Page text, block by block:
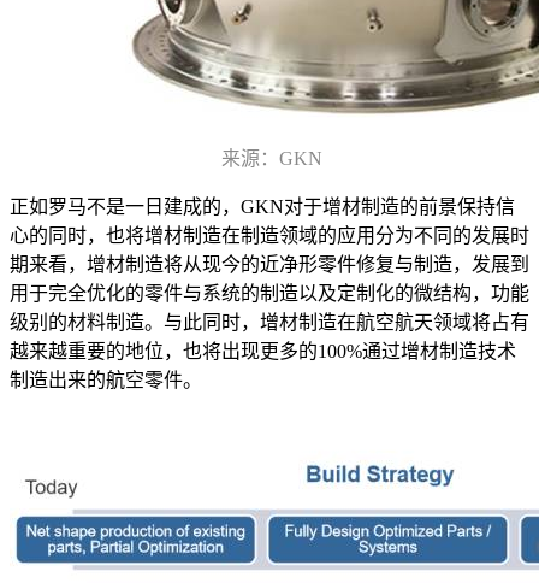
来源：GKN
正如罗马不是一日建成的，GKN对于增材制造的前景保持信
心的同时，也将增材制造在制造领域的应用分为不同的发展时
期来看，增材制造将从现今的近净形零件修复与制造，发展到
用于完全优化的零件与系统的制造以及定制化的微结构，功能
级别的材料制造。与此同时，增材制造在航空航天领域将占有
越来越重要的地位，也将出现更多的100%通过增材制造技术
制造出来的航空零件。